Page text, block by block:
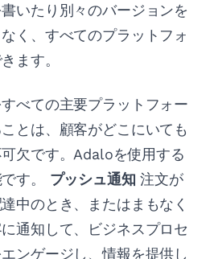
いたり別々のバージョンを
く、すべてのプラットフォ
ます。
べての主要プラットフォー
とは、顧客がどこにいても
欠です。Adaloを使用する
す。 プッシュ通知 注文が
中のとき、またはまもなく
通知して、ビジネスプロセ
ンゲージし、情報を提供し